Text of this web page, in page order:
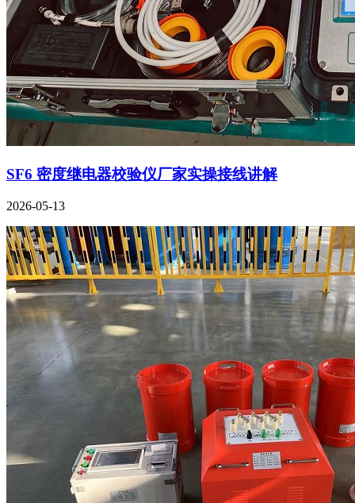
SF6 密度继电器校验仪厂家实操接线讲解
2026-05-13